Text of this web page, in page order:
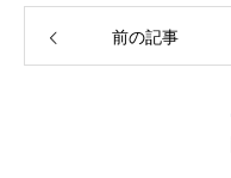
前の記事